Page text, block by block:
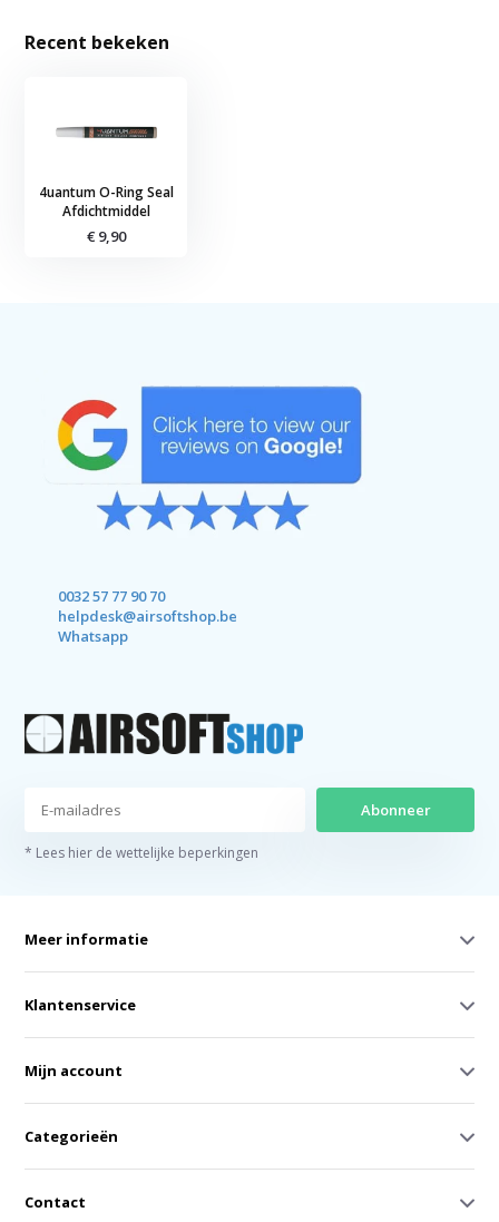
Recent bekeken
4uantum O-Ring Seal
Afdichtmiddel
€ 9,90
0032 57 77 90 70
helpdesk@airsoftshop.be
Whatsapp
Abonneer
* Lees hier de wettelijke beperkingen
Meer informatie
Klantenservice
Mijn account
Categorieën
Contact